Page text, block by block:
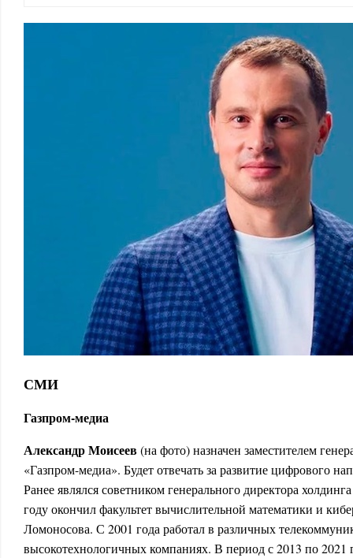
СМИ
Газпром-медиа
Александр Моисеев(на фото) назначен заместителем
«Газпром-медиа». Будет отвечать за развитие цифрового
Ранее являлся советником генерального директора
году окончил факультет вычислительной математики и
Ломоносова. С 2001 года работал в различных
высокотехнологичных компаниях. В период с 2013 по 2021